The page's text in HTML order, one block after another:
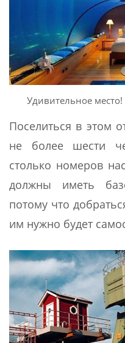
Удивительное место!
Поселиться в этом
не более шести
столько номеров
должны иметь
потому что
им нужно будет